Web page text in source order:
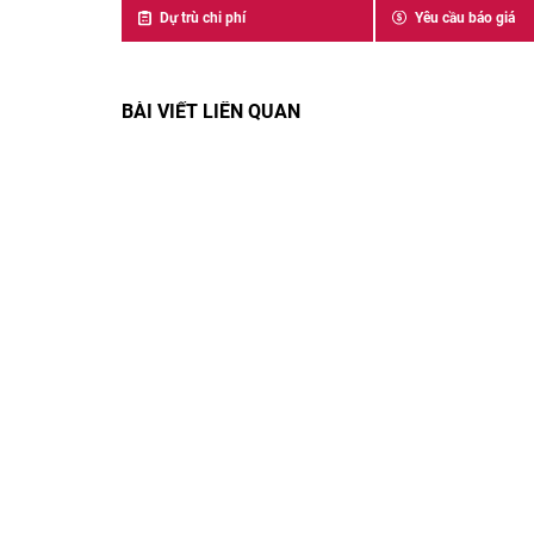
Dự trù chi phí Yêu cầu báo giá
BÀI VIẾT LIÊN QUAN